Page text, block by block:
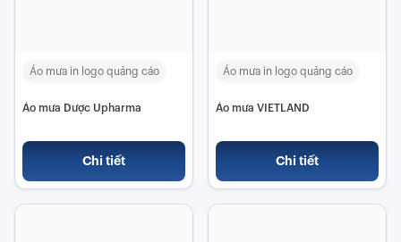
Áo mưa in logo quảng cáo
Áo mưa Dược Upharma
Chi tiết
Áo mưa in logo quảng cáo
Áo mưa VIETLAND
Chi tiết